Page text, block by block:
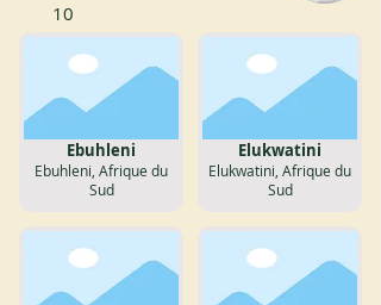
10
Ebuhleni
Ebuhleni, Afrique du
Sud
Elukwatini
Elukwatini, Afrique du
Sud